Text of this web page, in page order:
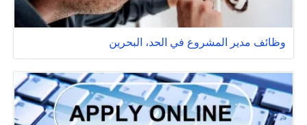
وظائف مدير المشروع في الحد، البحرين